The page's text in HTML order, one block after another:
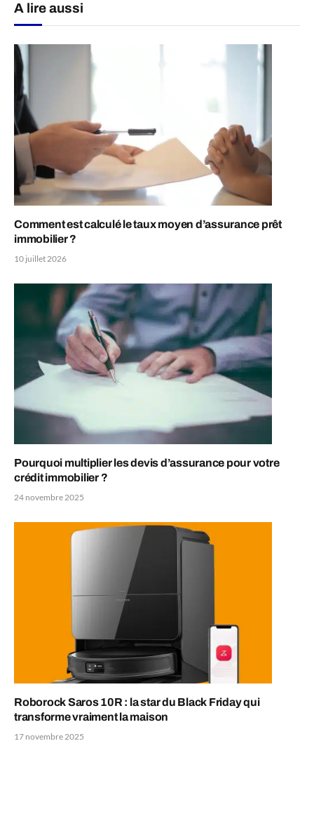
A lire aussi
Comment est calculé le taux moyen d’assurance prêt
immobilier ?
10 juillet 2026
Pourquoi multiplier les devis d’assurance pour votre
crédit immobilier ?
24 novembre 2025
Roborock Saros 10R : la star du Black Friday qui
transforme vraiment la maison
17 novembre 2025